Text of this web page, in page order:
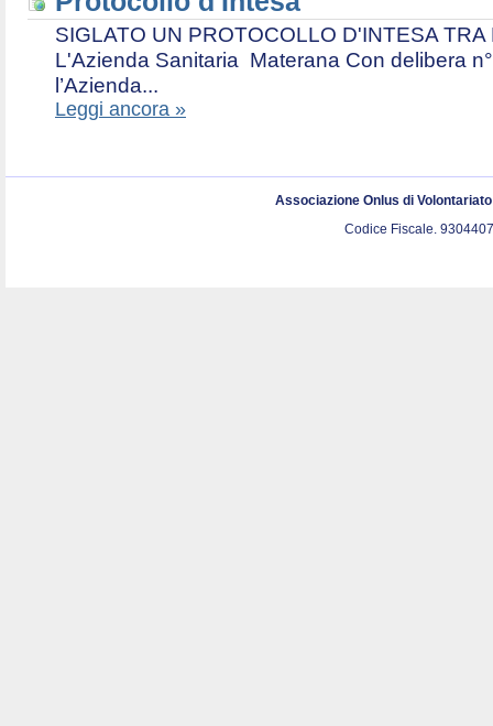
SIGLATO UN PROTOCOLLO D'INTESA
L'Azienda Sanitaria Materana Con delibera
l’Azienda...
Leggi ancora »
Associazione Onlus di
Codice Fiscale.